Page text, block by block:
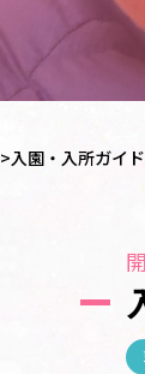
>入園・入所ガイド